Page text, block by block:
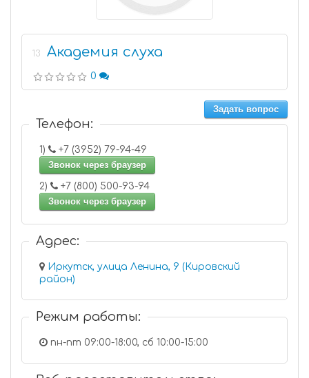
13 Академия слуха
0
Задать вопрос
Телефон:
1)
+7 (3952) 79-94-49
Звонок через браузер
2)
+7 (800) 500-93-94
Звонок через браузер
Адрес:
Иркутск, улица Ленина, 9 (Кировский
район)
Режим работы:
пн-пт 09:00-18:00, сб 10:00-15:00